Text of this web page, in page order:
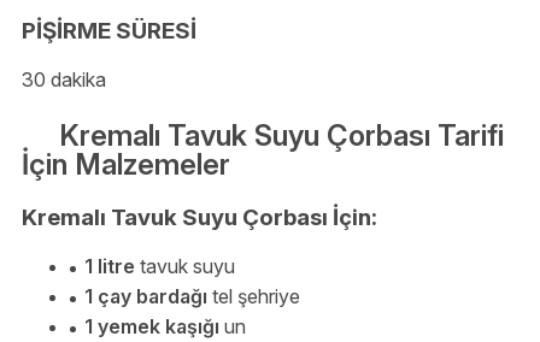
PİŞİRME SÜRESİ
30 dakika
Kremalı Tavuk Suyu Çorbası Tarifi
İçin Malzemeler
Kremalı Tavuk Suyu Çorbası İçin:
1 litre tavuk suyu
1 çay bardağı tel şehriye
1 yemek kaşığı un